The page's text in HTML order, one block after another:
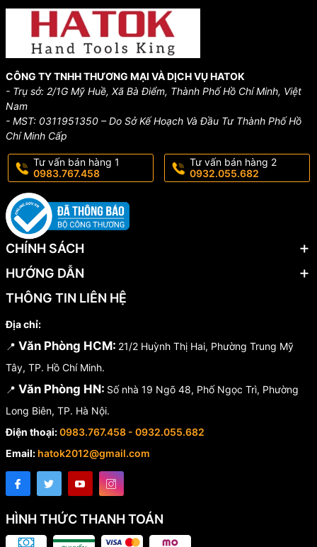
CÔNG TY TNHH THƯƠNG MẠI VÀ DỊCH VỤ HATOK
- Trụ sở: 2/1G Mỹ Huề, Xã Bà Điểm, Thành Phố Hồ Chí Minh, Việt
Nam
- MST: 0311951350 – Do Sở Kế Hoạch Và Đầu Tư Thành Phố Hồ
Chí Minh Cấp
Tư vấn bán hàng 1
0983.767.458
Tư vấn bán hàng 2
0932.055.682
CHÍNH SÁCH
HƯỚNG DẪN
THÔNG TIN LIÊN HỆ
Địa chỉ:
📍 Văn Phòng HCM: 21/2 Huỳnh Thị Hai, Phường Trung Mỹ
Tây, TP. Hồ Chí Minh.
📍 Văn Phòng HN: Số nhà 19 Ngõ 48, Phố Ngọc Trì, Phường
Long Biên, TP. Hà Nội.
Điện thoại:0983.767.458 - 0932.055.682
Email: hatok2012@gmail.com
HÌNH THỨC THANH TOÁN